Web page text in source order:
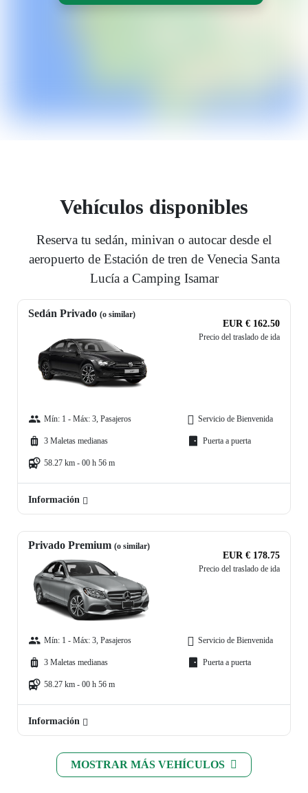
Vehículos disponibles
Reserva tu sedán, minivan o autocar desde el
aeropuerto de Estación de tren de Venecia Santa
Lucía a Camping Isamar
Sedán Privado (o similar)
EUR € 162.50
Precio del traslado de ida
Mín: 1 - Máx: 3, Pasajeros
3 Maletas medianas
58.27 km - 00 h 56 m
Servicio de Bienvenida
Puerta a puerta
Información
Privado Premium (o similar)
EUR € 178.75
Precio del traslado de ida
Mín: 1 - Máx: 3, Pasajeros
3 Maletas medianas
58.27 km - 00 h 56 m
Servicio de Bienvenida
Puerta a puerta
Información
MOSTRAR MÁS VEHÍCULOS